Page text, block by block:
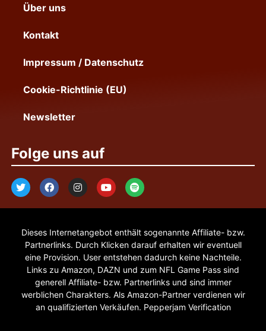
Über uns
Kontakt
Impressum / Datenschutz
Cookie-Richtlinie (EU)
Newsletter
Folge uns auf
Dieses Internetangebot enthält sogenannte Affiliate- bzw.
Partnerlinks. Durch Klicken darauf erhalten wir eventuell
eine Provision. User entstehen dadurch keine Nachteile.
Links zu Amazon, DAZN und zum NFL Game Pass sind
generell Affiliate- bzw. Partnerlinks und sind immer
werblichen Charakters. Als Amazon-Partner verdienen wir
an qualifizierten Verkäufen. Pepperjam Verification